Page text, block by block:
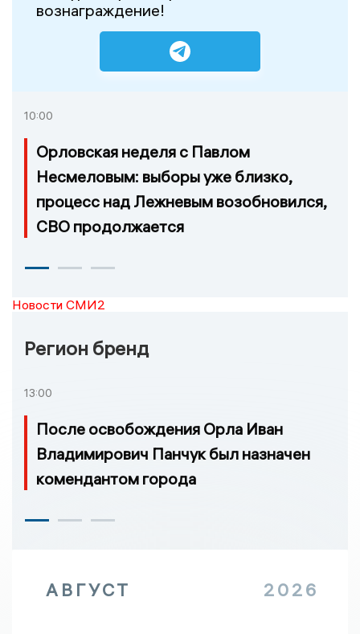
вознаграждение!
10:00
Орловская неделя с Павлом
Несмеловым: выборы уже близко,
процесс над Лежневым возобновился,
СВО продолжается
Новости СМИ2
Регион бренд
13:00
После освобождения Орла Иван
Владимирович Панчук был назначен
комендантом города
АВГУСТ 2026